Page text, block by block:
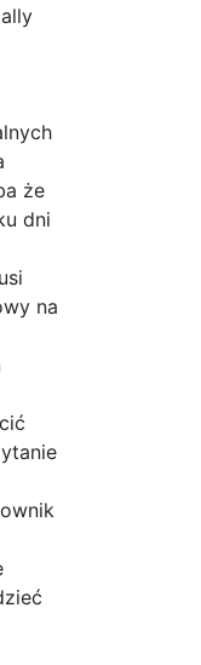
że
dni
na